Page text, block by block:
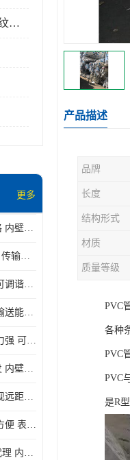
深圳联塑HDPE波纹管批发
更多
深圳永高管道批发价格 内壁光滑 抗震性能好
深圳坪山区伟星pVc管 传输损耗小 频率稳定性好
大鹏新区伟星排水管 可调谐性好 大功率 效率高
深圳永高波纹管代理 输送能力强 可以承受高温
通信管总代理 抗变能力强 可耐强震 扭曲
惠城区永高电线管批发 内壁光滑 抗震性能好
东莞伟星电线管 可实现远距离通信 频率稳定性好
通信管道供应商 施工方便 表面电阻系数大
越秀区伟星排水管总代理 内部表面光滑 大功率 效率高
产品描述
品牌
长度
结构形式
材质
质量等级
PVC
各种
PVC
PVC
是R